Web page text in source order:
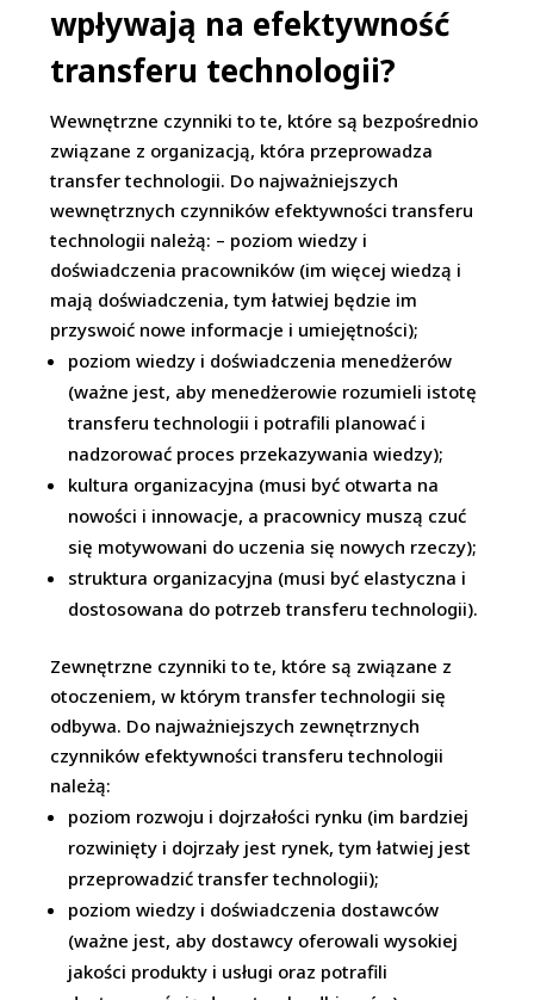
wpływają na efektywność
transferu technologii?
Wewnętrzne czynniki to te, które są bezpośrednio
związane z organizacją, która przeprowadza
transfer technologii. Do najważniejszych
wewnętrznych czynników efektywności transferu
technologii należą: – poziom wiedzy i
doświadczenia pracowników (im więcej wiedzą i
mają doświadczenia, tym łatwiej będzie im
przyswoić nowe informacje i umiejętności);
poziom wiedzy i doświadczenia menedżerów
(ważne jest, aby menedżerowie rozumieli istotę
transferu technologii i potrafili planować i
nadzorować proces przekazywania wiedzy);
kultura organizacyjna (musi być otwarta na
nowości i innowacje, a pracownicy muszą czuć
się motywowani do uczenia się nowych rzeczy);
struktura organizacyjna (musi być elastyczna i
dostosowana do potrzeb transferu technologii).
Zewnętrzne czynniki to te, które są związane z
otoczeniem, w którym transfer technologii się
odbywa. Do najważniejszych zewnętrznych
czynników efektywności transferu technologii
należą:
poziom rozwoju i dojrzałości rynku (im bardziej
rozwinięty i dojrzały jest rynek, tym łatwiej jest
przeprowadzić transfer technologii);
poziom wiedzy i doświadczenia dostawców
(ważne jest, aby dostawcy oferowali wysokiej
jakości produkty i usługi oraz potrafili